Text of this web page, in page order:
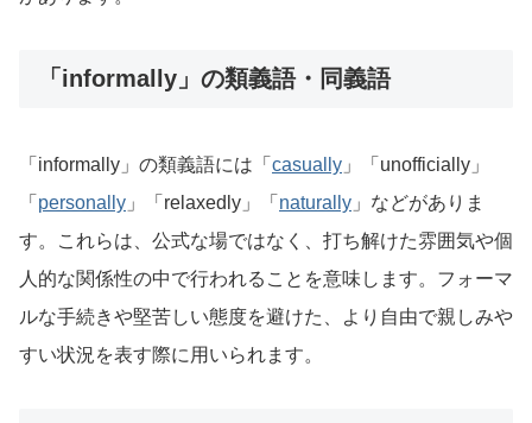
「informally」の類義語・同義語
「informally」の類義語には「 casually 」「unofficially」
「 personally 」「relaxedly」「 naturally 」などがありま
す。これらは、公式な場ではなく、打ち解けた雰囲気や個
人的な関係性の中で行われることを意味します。フォーマ
ルな手続きや堅苦しい態度を避けた、より自由で親しみや
すい状況を表す際に用いられます。